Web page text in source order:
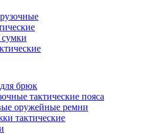
сумки
брюк
тактические пояса
оружейные ремни
тактические